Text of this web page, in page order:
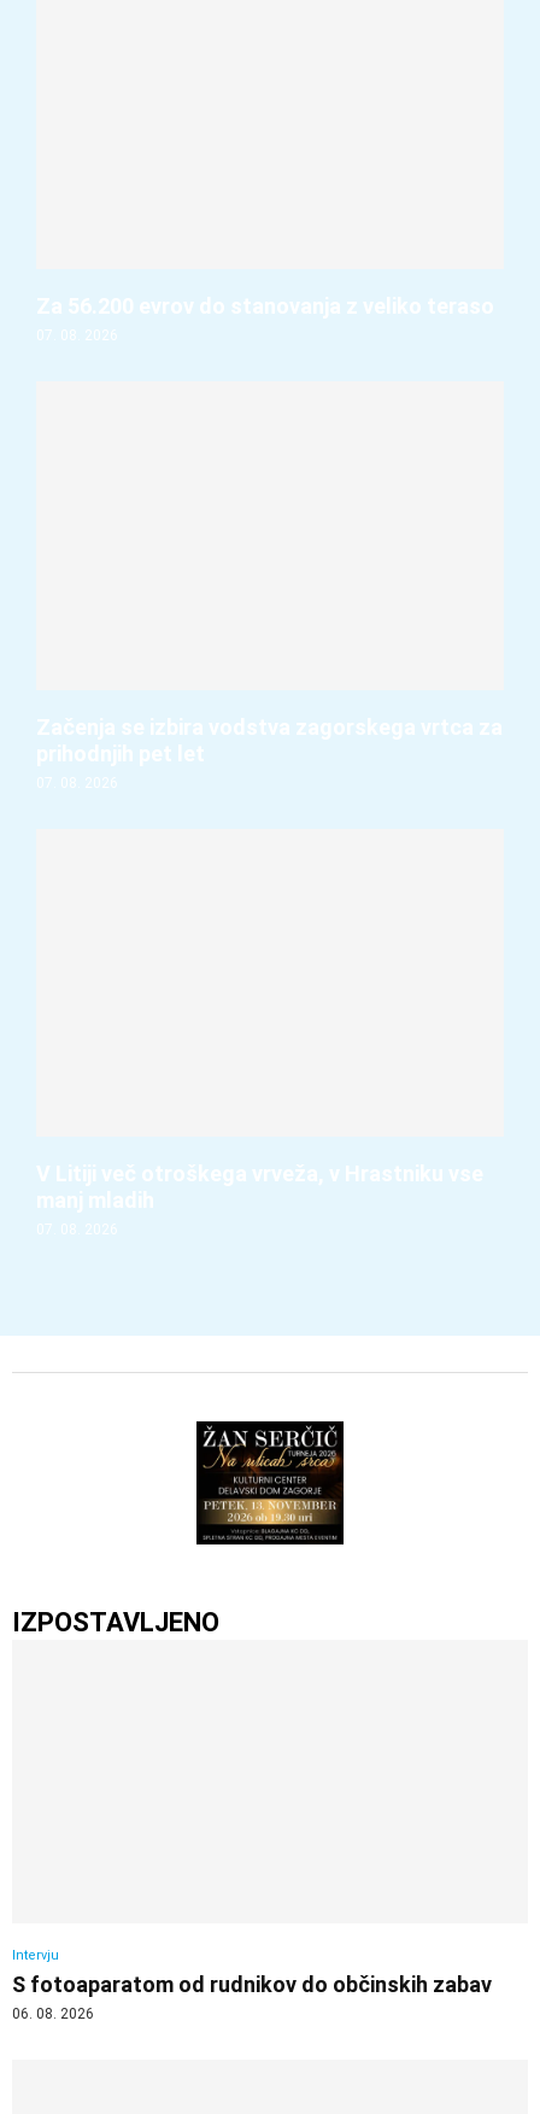
Za 56.200 evrov do stanovanja z veliko teraso
07. 08. 2026
Začenja se izbira vodstva zagorskega vrtca za
prihodnjih pet let
07. 08. 2026
V Litiji več otroškega vrveža, v Hrastniku vse
manj mladih
07. 08. 2026
IZPOSTAVLJENO
Intervju
S fotoaparatom od rudnikov do občinskih zabav
06. 08. 2026